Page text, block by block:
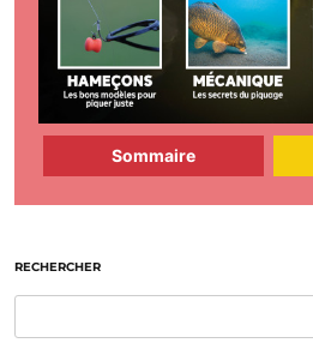
Sommaire
RECHERCHER